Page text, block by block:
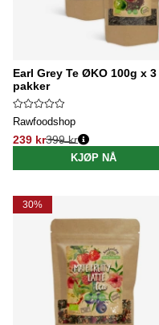
Earl Grey Te ØKO 100g x 3
pakker
Rawfoodshop
239 kr
Vanlig pris:
399 kr
KJØP NÅ
30%